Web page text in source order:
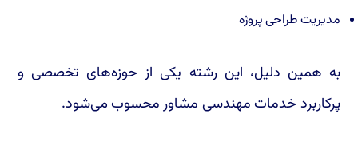
مدیریت طراحی پروژه
به همین دلیل، این رشته یکی از حوزه‌های تخصصی و
پرکاربرد خدمات مهندسی مشاور محسوب می‌شود.